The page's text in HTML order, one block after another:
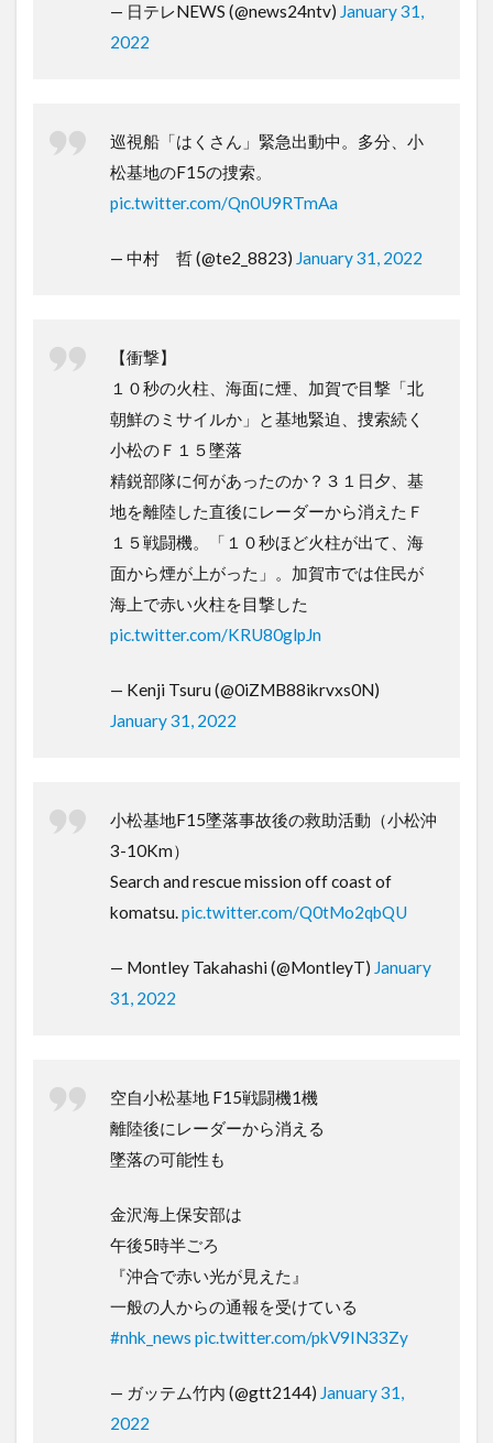
— 日テレNEWS (@news24ntv) January 31,
2022
巡視船「はくさん」緊急出動中。多分、小
松基地のF15の捜索。
pic.twitter.com/Qn0U9RTmAa
— 中村 哲 (@te2_8823) January 31, 2022
【衝撃】
１０秒の火柱、海面に煙、加賀で目撃「北
朝鮮のミサイルか」と基地緊迫、捜索続く
小松のＦ１５墜落
精鋭部隊に何があったのか？３１日夕、基
地を離陸した直後にレーダーから消えたＦ
１５戦闘機。「１０秒ほど火柱が出て、海
面から煙が上がった」。加賀市では住民が
海上で赤い火柱を目撃した
pic.twitter.com/KRU80glpJn
— Kenji Tsuru (@0iZMB88ikrvxs0N)
January 31, 2022
小松基地F15墜落事故後の救助活動（小松沖
3-10Km）
Search and rescue mission off coast of
komatsu.pic.twitter.com/Q0tMo2qbQU
— Montley Takahashi (@MontleyT) January
31, 2022
空自小松基地 F15戦闘機1機
離陸後にレーダーから消える
墜落の可能性も
金沢海上保安部は
午後5時半ごろ
『沖合で赤い光が見えた』
一般の人からの通報を受けている
#nhk_news pic.twitter.com/pkV9IN33Zy
— ガッテム竹内 (@gtt2144) January 31,
2022